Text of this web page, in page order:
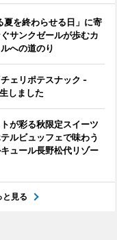
を終わらせる日」に寄
サンクゼールが歩むカ
への道のり
ェリポテスナック -
しました
が彩る秋限定スイーツ
ルビュッフェで味わう
ュール長野松代リゾー
と見る